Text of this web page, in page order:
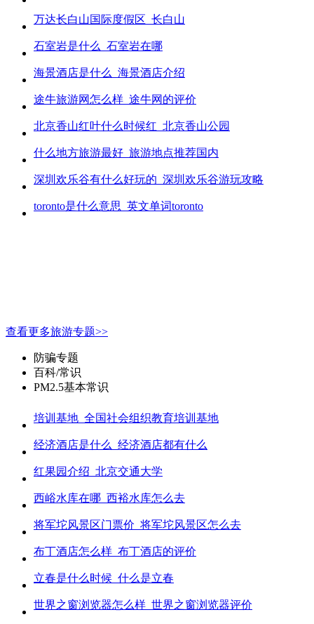
万达长白山国际度假区_长白山
石室岩是什么_石室岩在哪
海景酒店是什么_海景酒店介绍
途牛旅游网怎么样_途牛网的评价
北京香山红叶什么时候红_北京香山公园
什么地方旅游最好_旅游地点推荐国内
深圳欢乐谷有什么好玩的_深圳欢乐谷游玩攻略
toronto是什么意思_英文单词toronto
查看更多旅游专题>>
防骗专题
百科/常识
PM2.5基本常识
培训基地_全国社会组织教育培训基地
经济酒店是什么_经济酒店都有什么
红果园介绍_北京交通大学
西峪水库在哪_西裕水库怎么去
将军坨风景区门票价_将军坨风景区怎么去
布丁酒店怎么样_布丁酒店的评价
立春是什么时候_什么是立春
世界之窗浏览器怎么样_世界之窗浏览器评价